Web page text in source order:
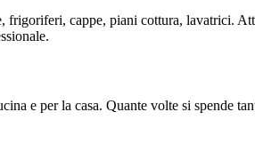
frigoriferi, cappe, piani cottura, lavatrici.
e per la casa. Quante volte si spende